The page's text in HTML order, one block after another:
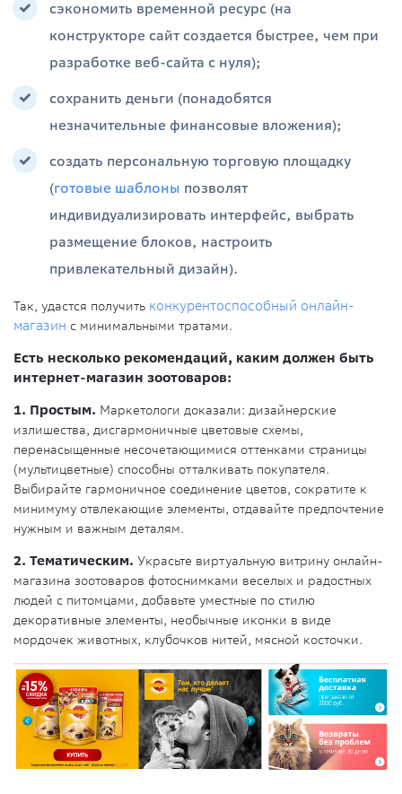
сэкономить временной ресурс (на
конструкторе сайт создается быстрее, чем при
разработке веб-сайта с нуля);
сохранить деньги (понадобятся
незначительные финансовые вложения);
создать персональную торговую площадку
(готовые шаблоны позволят
индивидуализировать интерфейс, выбрать
размещение блоков, настроить
привлекательный дизайн).
Так, удастся получить конкурентоспособный онлайн-
магазин с минимальными тратами.
Есть несколько рекомендаций, каким должен быть
интернет-магазин зоотоваров:
1. Простым. Маркетологи доказали: дизайнерские
излишества, дисгармоничные цветовые схемы,
перенасыщенные несочетающимися оттенками страницы
(мультицветные) способны отталкивать покупателя.
Выбирайте гармоничное соединение цветов, сократите к
минимуму отвлекающие элементы, отдавайте предпочтение
нужным и важным деталям.
2. Тематическим. Украсьте виртуальную витрину онлайн-
магазина зоотоваров фотоснимками веселых и радостных
людей с питомцами, добавьте уместные по стилю
декоративные элементы, необычные иконки в виде
мордочек животных, клубочков нитей, мясной косточки.